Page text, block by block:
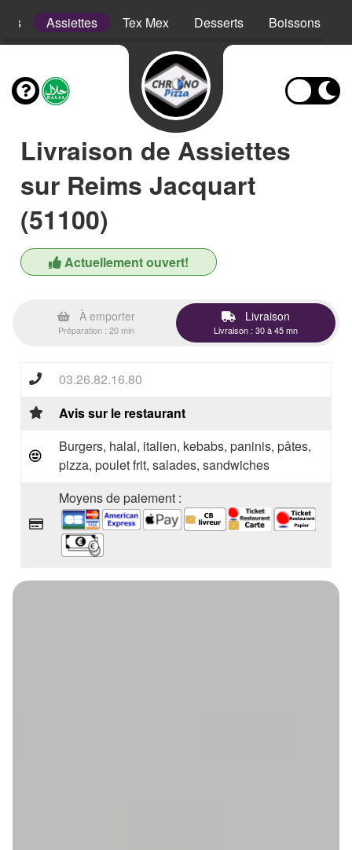
Assiettes Tex Mex Desserts Boissons
Livraison de Assiettes
sur Reims Jacquart
(51100)
Actuellement ouvert!
À emporter
Préparation : 20 min
Livraison
Livraison : 30 à 45 mn
03.26.82.16.80
Avis sur le restaurant
Burgers, halal, italien, kebabs, paninis, pâtes,
pizza, poulet frit, salades, sandwiches
Moyens de paiement :